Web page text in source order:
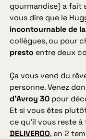
gourmandise) a fait
vous dire que le
incontournable de
collègues, ou pour
presto entre deux
Ça vous vend du
personne. Venez
d’Avroy 30pour
Et si vous êtes
ce qu’il vous reste à
DELIVEROO, en 2